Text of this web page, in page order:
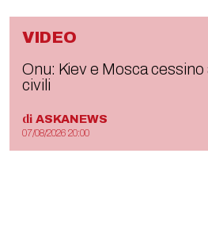
VIDEO
Onu: Kiev e Mosca
civili
di ASKANEWS
07/08/2026 20:00